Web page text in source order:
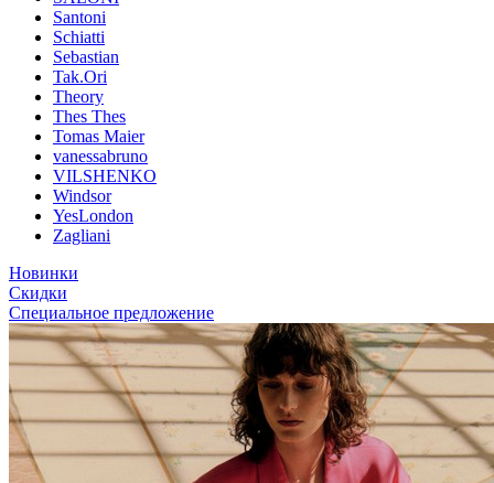
Santoni
Schiatti
Sebastian
Tak.Ori
Theory
Thes Thes
Tomas Maier
vanessabruno
VILSHENKO
Windsor
YesLondon
Zagliani
Новинки
Скидки
Специальное предложение